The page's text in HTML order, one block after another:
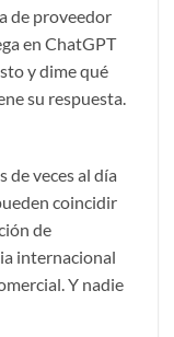
de proveedor
en ChatGPT
y dime qué
su respuesta.
de veces al día
coincidir
de
internacional
Y nadie